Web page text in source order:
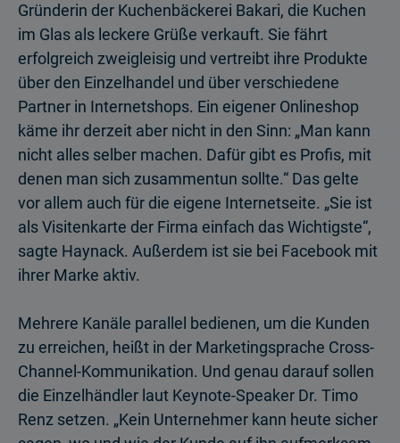
Gründerin der Kuchenbäckerei Bakari, die Kuchen
im Glas als leckere Grüße verkauft. Sie fährt
erfolgreich zweigleisig und vertreibt ihre Produkte
über den Einzelhandel und über verschiedene
Partner in Internetshops. Ein eigener Onlineshop
käme ihr derzeit aber nicht in den Sinn: „Man kann
nicht alles selber machen. Dafür gibt es Profis, mit
denen man sich zusammentun sollte.“ Das gelte
vor allem auch für die eigene Internetseite. „Sie ist
als Visitenkarte der Firma einfach das Wichtigste“,
sagte Haynack. Außerdem ist sie bei Facebook mit
ihrer Marke aktiv.
Mehrere Kanäle parallel bedienen, um die Kunden
zu erreichen, heißt in der Marketingsprache Cross-
Channel-Kommunikation. Und genau darauf sollen
die Einzelhändler laut Keynote-Speaker Dr. Timo
Renz setzen. „Kein Unternehmer kann heute sicher